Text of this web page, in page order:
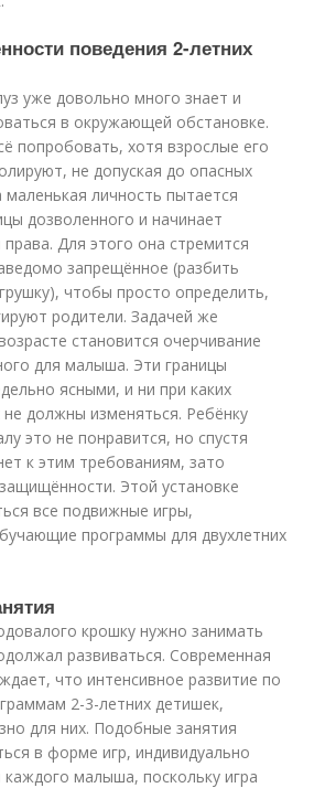
поведения 2-летних
уже довольно много знает и
в окружающей обстановке.
попробовать, хотя взрослые его
не допуская до опасных
личность пытается
дозволенного и начинает
Для этого она стремится
запрещённое (разбить
чтобы просто определить,
родители. Задачей же
становится очерчивание
для малыша. Эти границы
ясными, и ни при каких
не должны изменяться. Ребёнку
это не понравится, но спустя
к этим требованиям, зато
Этой установке
все подвижные игры,
программы для двухлетних
крошку нужно занимать
развиваться. Современная
что интенсивное развитие по
2-3-летних детишек,
для них. Подобные занятия
в форме игр, индивидуально
малыша, поскольку игра